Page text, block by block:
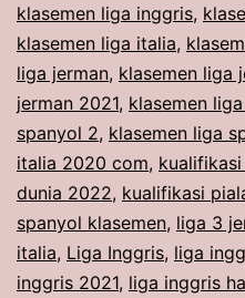
klasemen liga inggris,
klasemen liga italia,
liga jerman, klasemen liga
jerman 2021, klasemen
spanyol 2, klasemen liga
italia 2020 com,
dunia 2022, kualifikasi
spanyol klasemen, liga 3
italia, Liga Inggris, liga
inggris 2021, liga inggris